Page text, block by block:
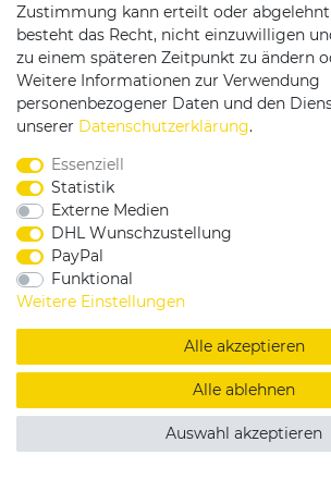
Service & Kontakt
Rufen Sie uns an unter:
0375 - 21459172
Widerrufsrecht |
Impressum
Copyright by König
DESIGNED BYKS-COMMERCE
Zustimmung kann erteilt oder abgelehnt
besteht das Recht, nicht einzuwilligen
zu einem späteren Zeitpunkt zu ändern
Weitere Informationen zur Verwendung
personenbezogener Daten und den
unserer Daten­schutz­erklärung.
Essenziell
Statistik
Externe Medien
DHL Wunschzustellung
PayPal
Funktional
Weitere Einstellungen
Alle akzeptieren
Alle ablehnen
Auswahl akzeptieren